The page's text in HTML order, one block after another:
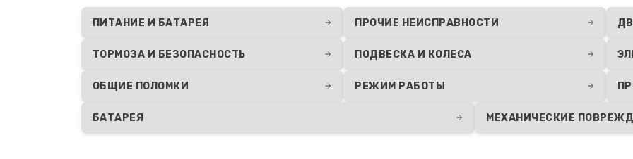
ПИТАНИЕ И БАТАРЕЯ ПРОЧИЕ НЕИСПРАВНОСТИ
ТОРМОЗА И БЕЗОПАСНОСТЬ ПОДВЕСКА И КОЛЕСА
ОБЩИЕ ПОЛОМКИ РЕЖИМ РАБОТЫ
БАТАРЕЯ МЕХАНИЧЕСКИЕ